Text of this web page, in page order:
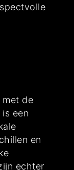
met de
een
en
echter